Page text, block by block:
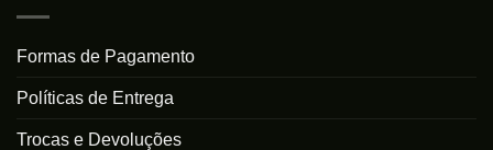
Formas de Pagamento
Políticas de Entrega
Trocas e Devoluções